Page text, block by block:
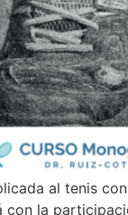
al tenis
con la